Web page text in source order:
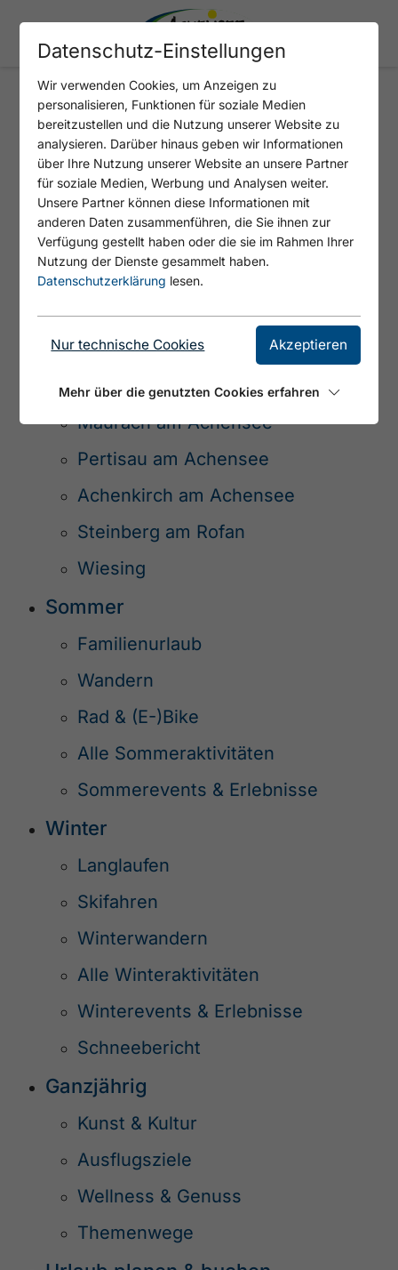
404 - SEITE NICHT
GEFUNDEN
SITEMAP
Tirols Sport & Vital Park
Achensee & seine Dörfer
Maurach am Achensee
Pertisau am Achensee
Achenkirch am Achensee
Steinberg am Rofan
Wiesing
Sommer
Familienurlaub
Wandern
Rad & (E-)Bike
Alle Sommeraktivitäten
Sommerevents & Erlebnisse
Winter
Langlaufen
Skifahren
Winterwandern
Alle Winteraktivitäten
Winterevents & Erlebnisse
Schneebericht
Ganzjährig
Kunst & Kultur
Ausflugsziele
Wellness & Genuss
Themenwege
Datenschutz-Einstellungen
Wir verwenden Cookies, um Anzeigen zu
personalisieren, Funktionen für soziale Medien
bereitzustellen und die Nutzung unserer Website zu
analysieren. Darüber hinaus geben wir Informationen
über Ihre Nutzung unserer Website an unsere Partner
für soziale Medien, Werbung und Analysen weiter.
Unsere Partner können diese Informationen mit
anderen Daten zusammenführen, die Sie ihnen zur
Verfügung gestellt haben oder die sie im Rahmen Ihrer
Nutzung der Dienste gesammelt haben.
Datenschutzerklärung lesen.
Nur technische Cookies Akzeptieren
Mehr über die genutzten Cookies erfahren